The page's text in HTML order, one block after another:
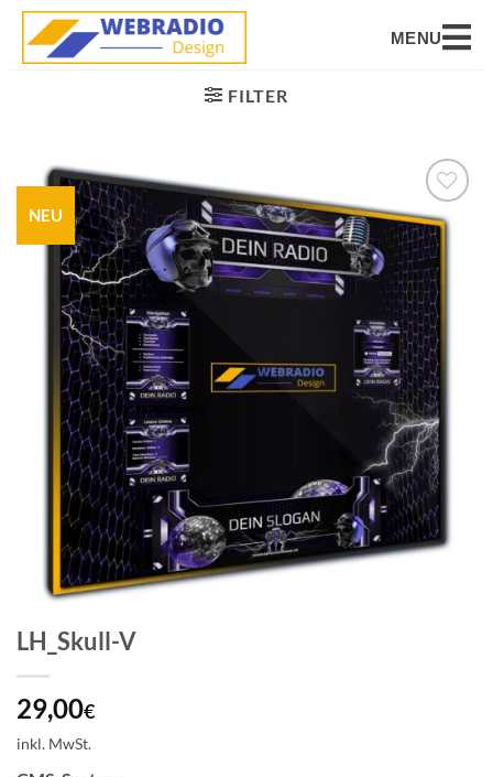
MENU
FILTER
NEU
Auf die
Wunschliste
setzen
LH_Skull-V
29,00€
inkl. MwSt.